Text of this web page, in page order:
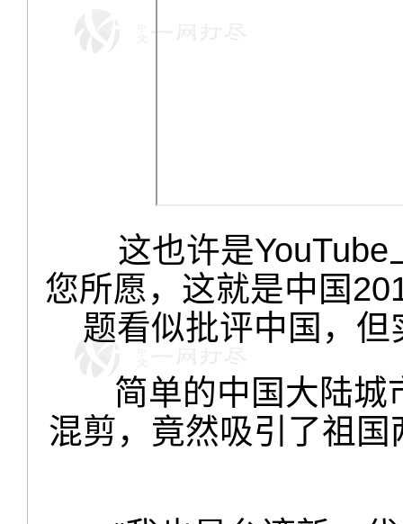
这也许是
您所愿，这就是中国
题看似批评中国，
简单的中国大陆城
混剪，竟然吸引了祖